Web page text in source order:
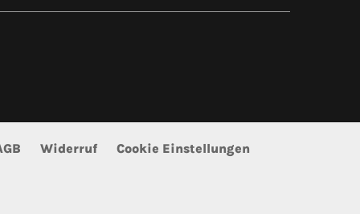
Widerruf Cookie Einstellungen